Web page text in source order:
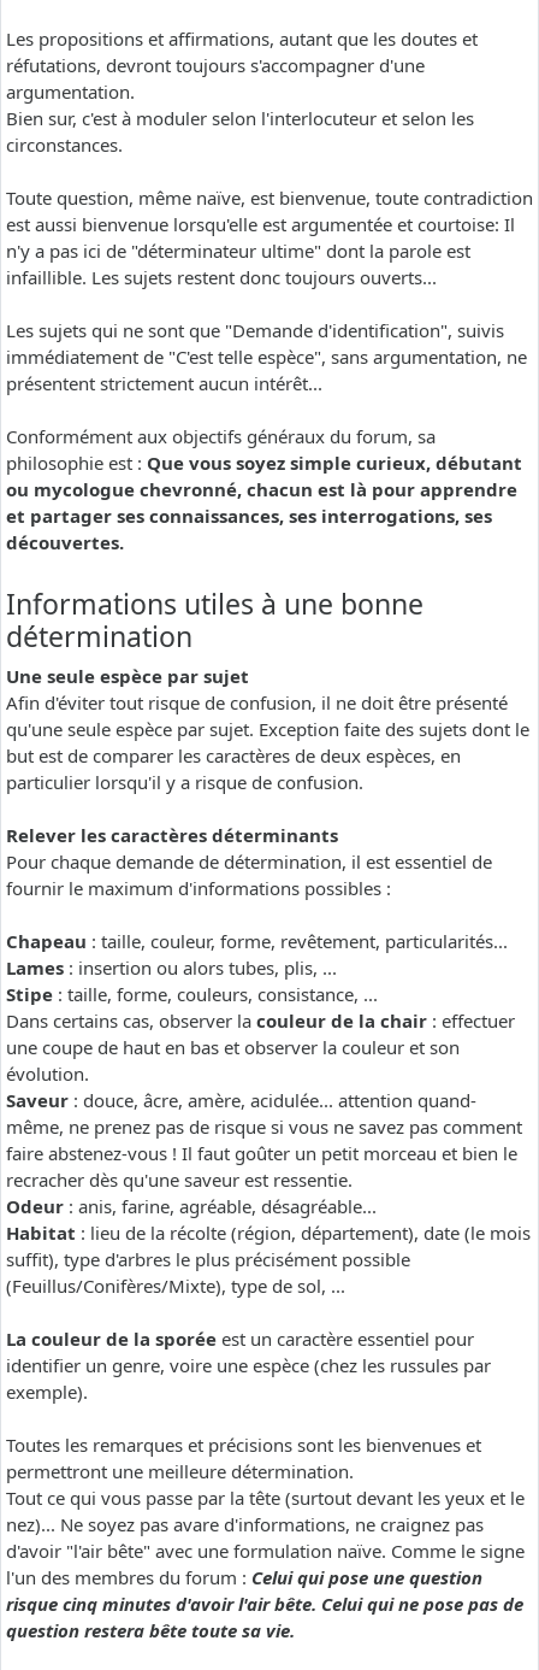
Les propositions et affirmations, autant que les doutes et
réfutations, devront toujours s'accompagner d'une
argumentation.
Bien sur, c'est à moduler selon l'interlocuteur et selon les
circonstances.
Toute question, même naïve, est bienvenue, toute contradiction
est aussi bienvenue lorsqu'elle est argumentée et courtoise: Il
n'y a pas ici de "déterminateur ultime" dont la parole est
infaillible. Les sujets restent donc toujours ouverts...
Les sujets qui ne sont que "Demande d'identification", suivis
immédiatement de "C'est telle espèce", sans argumentation, ne
présentent strictement aucun intérêt...
Conformément aux objectifs généraux du forum, sa
philosophie est : Que vous soyez simple curieux, débutant
ou mycologue chevronné, chacun est là pour apprendre
et partager ses connaissances, ses interrogations, ses
découvertes.
Informations utiles à une bonne
détermination
Une seule espèce par sujet
Afin d'éviter tout risque de confusion, il ne doit être présenté
qu'une seule espèce par sujet. Exception faite des sujets dont le
but est de comparer les caractères de deux espèces, en
particulier lorsqu'il y a risque de confusion.
Relever les caractères déterminants
Pour chaque demande de détermination, il est essentiel de
fournir le maximum d'informations possibles :
Chapeau : taille, couleur, forme, revêtement, particularités...
Lames : insertion ou alors tubes, plis, ...
Stipe : taille, forme, couleurs, consistance, ...
Dans certains cas, observer la couleur de la chair : effectuer
une coupe de haut en bas et observer la couleur et son
évolution.
Saveur : douce, âcre, amère, acidulée... attention quand-
même, ne prenez pas de risque si vous ne savez pas comment
faire abstenez-vous ! Il faut goûter un petit morceau et bien le
recracher dès qu'une saveur est ressentie.
Odeur : anis, farine, agréable, désagréable...
Habitat : lieu de la récolte (région, département), date (le mois
suffit), type d'arbres le plus précisément possible
(Feuillus/Conifères/Mixte), type de sol, ...
La couleur de la sporée est un caractère essentiel pour
identifier un genre, voire une espèce (chez les russules par
exemple).
Toutes les remarques et précisions sont les bienvenues et
permettront une meilleure détermination.
Tout ce qui vous passe par la tête (surtout devant les yeux et le
nez)... Ne soyez pas avare d'informations, ne craignez pas
d'avoir "l'air bête" avec une formulation naïve. Comme le signe
l'un des membres du forum : Celui qui pose une question
risque cinq minutes d'avoir l'air bête. Celui qui ne pose pas de
question restera bête toute sa vie.